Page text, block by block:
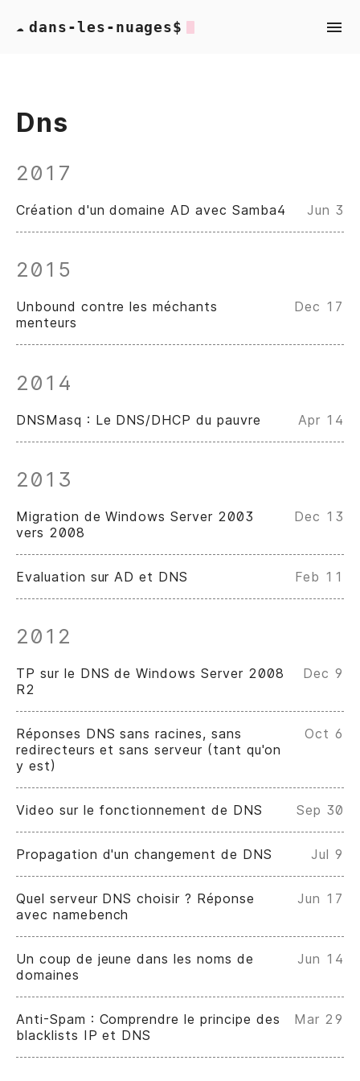
☁ dans-les-nuages$
Dns
2017
Création d'un domaine AD avec Samba4 Jun 3
2015
Unbound contre les méchants
menteurs
Dec 17
2014
DNSMasq : Le DNS/DHCP du pauvre Apr 14
2013
Migration de Windows Server 2003
vers 2008
Dec 13
Evaluation sur AD et DNS Feb 11
2012
TP sur le DNS de Windows Server 2008
R2
Dec 9
Réponses DNS sans racines, sans
redirecteurs et sans serveur (tant qu'on
y est)
Oct 6
Video sur le fonctionnement de DNS Sep 30
Propagation d'un changement de DNS Jul 9
Quel serveur DNS choisir ? Réponse
avec namebench
Jun 17
Un coup de jeune dans les noms de
domaines
Jun 14
Anti-Spam : Comprendre le principe des
blacklists IP et DNS
Mar 29